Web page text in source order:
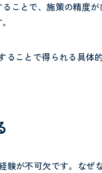
ことで、施策の精度が
ることで得られる具体
験が不可欠です。なぜ